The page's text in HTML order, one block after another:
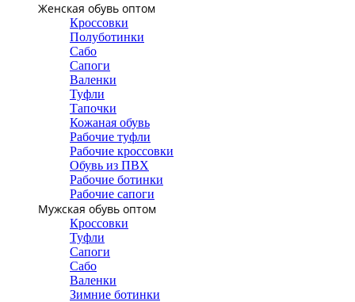
Женская обувь оптом
Кроссовки
Полуботинки
Сабо
Сапоги
Валенки
Туфли
Тапочки
Кожаная обувь
Рабочие туфли
Рабочие кроссовки
Обувь из ПВХ
Рабочие ботинки
Рабочие сапоги
Мужская обувь оптом
Кроссовки
Туфли
Сапоги
Сабо
Валенки
Зимние ботинки